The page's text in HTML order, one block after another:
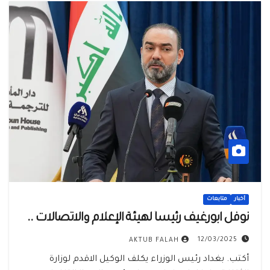
أخبار متابعات
نوفل ابورغيف رئيساً لهيئة الإعلام والاتصالات ..
12/03/2025
AKTUB FALAH
أكتب. بغداد رئيس الوزراء يكلف الوكيل الاقدم لوزارة